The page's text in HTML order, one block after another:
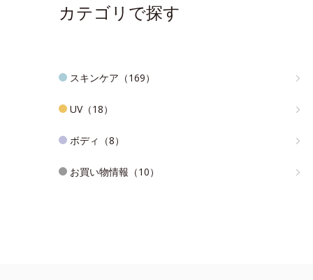
カテゴリで探す
スキンケア（169）
UV（18）
ボディ（8）
お買い物情報（10）